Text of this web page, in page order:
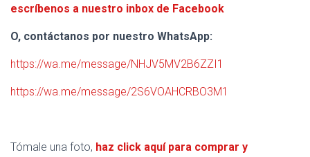
escríbenos a nuestro inbox de Facebook
O, contáctanos por nuestro WhatsApp:
https://wa.me/message/NHJV5MV2B6ZZI1
https://wa.me/message/2S6VOAHCRBO3M1
Tómale una foto, haz click aquí para comprar y